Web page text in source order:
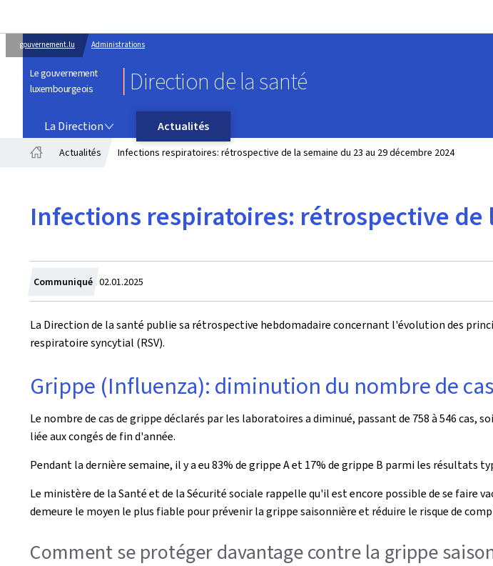
gouvernement.lu Administrations
Le gouvernement
luxembourgeois
Direction de la santé
La Direction
Actualités
Actualités Infections respiratoires: rétrospective de la semaine du 23 au 29 décembre 2024
Infections respiratoires: rétrospective de
Communiqué Crée
le
02.01.2025
La Direction de la santé publie sa rétrospective hebdomadaire concernant l'évolution des
respiratoire syncytial (RSV).
Grippe (Influenza): diminution du nombre de cas
Le nombre de cas de grippe déclarés par les laboratoires a diminué, passant de 758 à 546
liée aux congés de fin d'année.
Pendant la dernière semaine, il y a eu 83% de grippe A et 17% de grippe B parmi les résultats
Le ministère de la Santé et de la Sécurité sociale rappelle qu'il est encore possible de se
demeure le moyen le plus fiable pour prévenir la grippe saisonnière et réduire le risque de
Comment se protéger davantage contre la grippe